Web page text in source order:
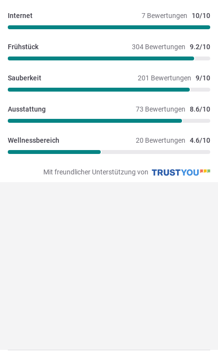
7 Bewertungen 10/10
Internet
304 Bewertungen 9.2/10
Frühstück
201 Bewertungen 9/10
Sauberkeit
73 Bewertungen 8.6/10
Ausstattung
20 Bewertungen 4.6/10
Wellnessbereich
Mit freundlicher Unterstützung von